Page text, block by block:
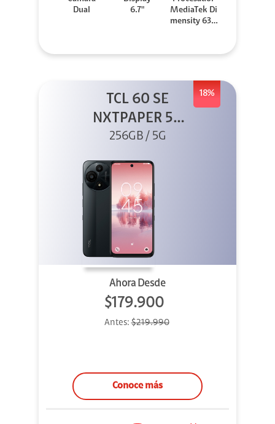
Dual
6.7"
MediaTek Di
mensity 630
18%
TCL 60 SE
NXTPAPER 5G
256GB Gris
256GB / 5G
Ahora Desde
$179.900
Antes:$219.990
Conoce más